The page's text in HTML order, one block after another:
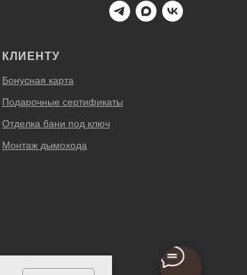
КЛИЕНТУ
Бонусная карта
Подарочные сертификаты
Отделка бани под ключ
Монтаж дымохода